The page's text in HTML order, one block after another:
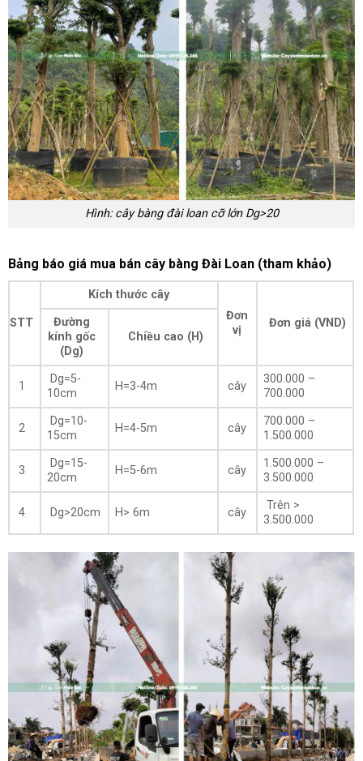
Hình: cây bàng đài loan cỡ lớn Dg>20
Bảng báo giá mua bán cây bàng Đài Loan (tham khảo)
STT
Kích thước cây
Đơn
vị
Đơn giá (VND)
Đường
kính gốc
(Dg)
Chiều cao (H)
1
Dg=5-
10cm
H=3-4m cây
300.000 –
700.000
2
Dg=10-
15cm
H=4-5m cây
700.000 –
1.500.000
3
Dg=15-
20cm
H=5-6m cây
1.500.000 –
3.500.000
4 Dg>20cm H> 6m cây
Trên >
3.500.000